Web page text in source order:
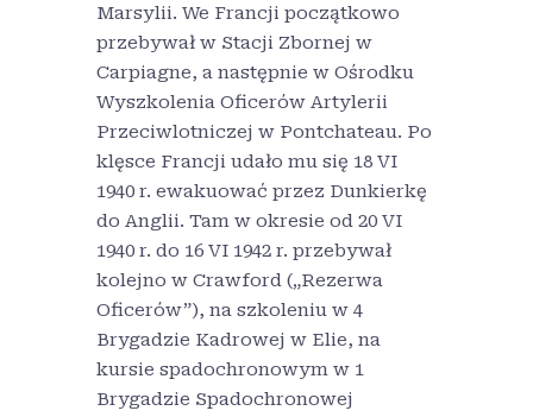
Marsylii. We Francji początkowo
przebywał w Stacji Zbornej w
Carpiagne, a następnie w Ośrodku
Wyszkolenia Oficerów Artylerii
Przeciwlotniczej w Pontchateau. Po
klęsce Francji udało mu się 18 VI
1940 r. ewakuować przez Dunkierkę
do Anglii. Tam w okresie od 20 VI
1940 r. do 16 VI 1942 r. przebywał
kolejno w Crawford („Rezerwa
Oficerów”), na szkoleniu w 4
Brygadzie Kadrowej w Elie, na
kursie spadochronowym w 1
Brygadzie Spadochronowej